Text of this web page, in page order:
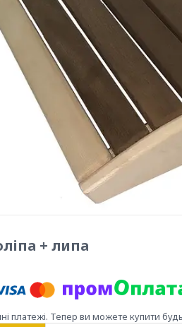
+ липа
платежі. Тепер ви можете купити